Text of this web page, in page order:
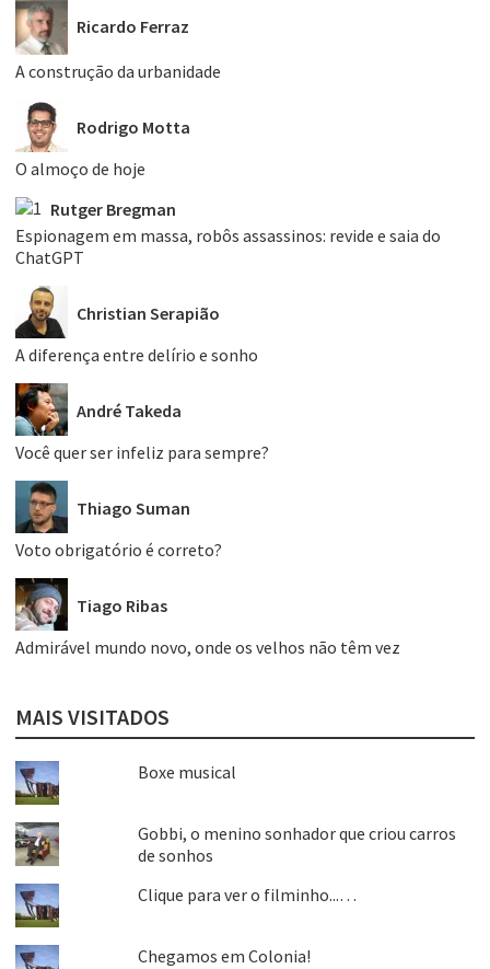
Ricardo Ferraz
A construção da urbanidade
Rodrigo Motta
O almoço de hoje
Rutger Bregman
Espionagem em massa, robôs assassinos: revide e saia do
ChatGPT
Christian Serapião
A diferença entre delírio e sonho
André Takeda
Você quer ser infeliz para sempre?
Thiago Suman
Voto obrigatório é correto?
Tiago Ribas
Admirável mundo novo, onde os velhos não têm vez
MAIS VISITADOS
Boxe musical
Gobbi, o menino sonhador que criou carros
de sonhos
Clique para ver o filminho...…
Chegamos em Colonia!